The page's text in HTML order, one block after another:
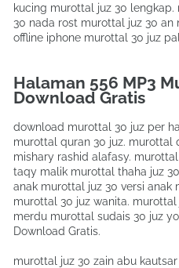
kucing murottal juz 30
30 nada rost murottal juz 30
offline iphone murottal 30 juz
Halaman 556 MP3
Download Gratis
download murottal 30 juz per
murottal quran 30 juz. murottal
mishary rashid alafasy.
taqy malik murottal thaha juz
anak murottal juz 30 versi anak
murottal 30 juz wanita.
merdu murottal sudais 30 juz
Download Gratis.
murottal juz 30 zain abu